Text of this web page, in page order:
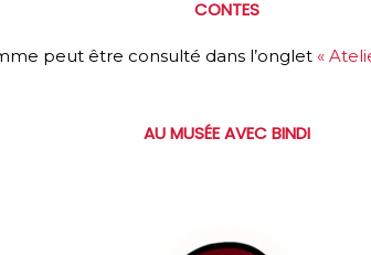
CONTES
peut être consulté dans l’onglet «
AU MUSÉE AVEC BINDI